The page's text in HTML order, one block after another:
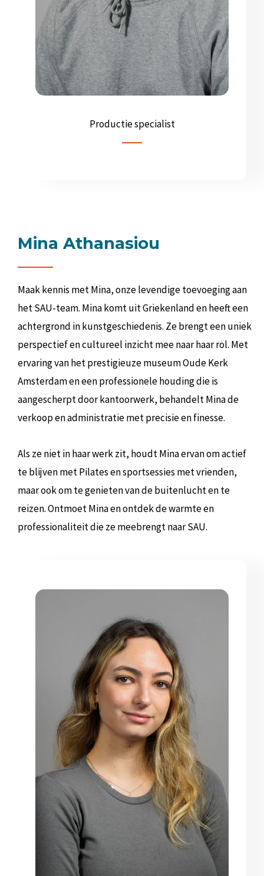
Productie specialist
Mina Athanasiou
Maak kennis met Mina, onze levendige toevoeging aan
het SAU-team. Mina komt uit Griekenland en heeft een
achtergrond in kunstgeschiedenis. Ze brengt een uniek
perspectief en cultureel inzicht mee naar haar rol. Met
ervaring van het prestigieuze museum Oude Kerk
Amsterdam en een professionele houding die is
aangescherpt door kantoorwerk, behandelt Mina de
verkoop en administratie met precisie en finesse.
Als ze niet in haar werk zit, houdt Mina ervan om actief
te blijven met Pilates en sportsessies met vrienden,
maar ook om te genieten van de buitenlucht en te
reizen. Ontmoet Mina en ontdek de warmte en
professionaliteit die ze meebrengt naar SAU.